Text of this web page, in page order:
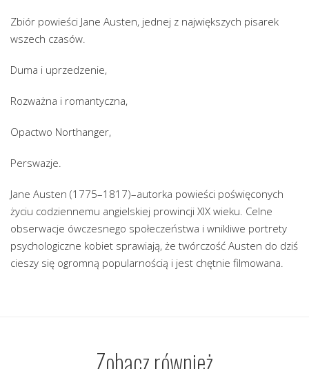
Zbiór powieści Jane Austen, jednej z największych pisarek
wszech czasów.
Duma i uprzedzenie,
Rozważna i romantyczna,
Opactwo Northanger,
Perswazje.
Jane Austen (1775–1817)–autorka powieści poświęconych
życiu codziennemu angielskiej prowincji XIX wieku. Celne
obserwacje ówczesnego społeczeństwa i wnikliwe portrety
psychologiczne kobiet sprawiają, że twórczość Austen do dziś
cieszy się ogromną popularnością i jest chętnie filmowana.
Zobacz również